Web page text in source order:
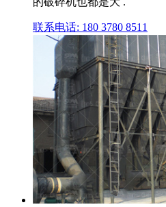
联系电话: 180 3780 8511